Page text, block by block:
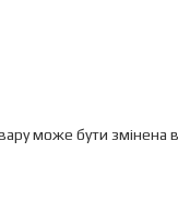
може бути